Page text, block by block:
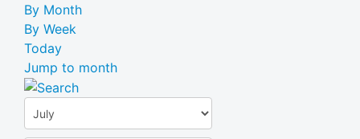
By Month
By Week
Today
Jump to month